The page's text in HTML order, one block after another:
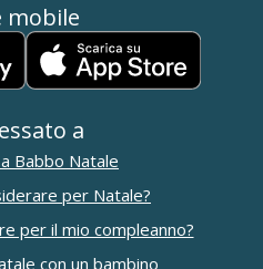
mobile
a
Babbo Natale
per Natale?
per il mio compleanno?
con un bambino